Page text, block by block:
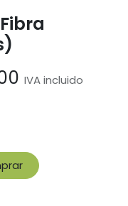
IVA incluido